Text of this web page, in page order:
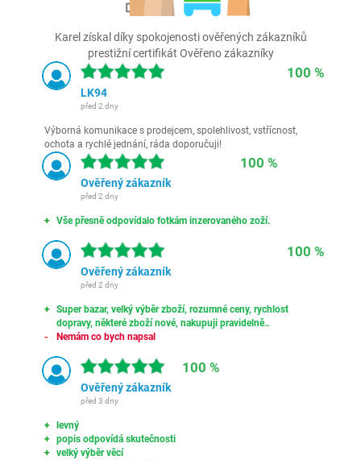
Karel získal díky spokojenosti ověřených zákazníků
prestižní certifikát Ověřeno zákazníky
100 %
LK94
před 2 dny
Výborná komunikace s prodejcem, spolehlivost, vstřícnost,
ochota a rychlé jednání, ráda doporučuji!
100 %
Ověřený zákazník
před 2 dny
Vše přesně odpovídalo fotkám inzerovaného zoží.
100 %
Ověřený zákazník
před 2 dny
Super bazar, velký výběr zboží, rozumné ceny, rychlost
dopravy, některé zboží nové, nakupuji pravidelně..
Nemám co bych napsal
100 %
Ověřený zákazník
před 3 dny
levný
popis odpovídá skutečnosti
velký výběr věcí